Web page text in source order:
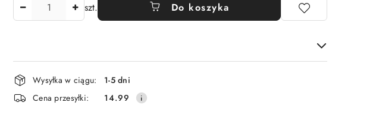
szt. Do koszyka
Dostępność
i
dostawa
Wysyłka w ciągu:
1-5 dni
Cena przesyłki:
14.99